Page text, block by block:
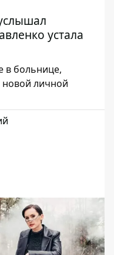
устала
в больнице,
новой личной